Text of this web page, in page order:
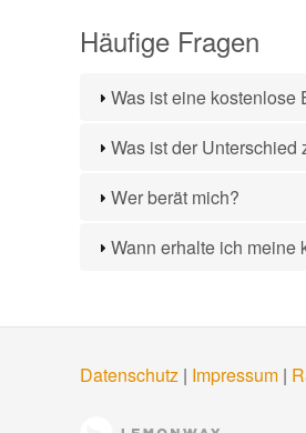
Häufige Fragen
Was ist eine kostenlose
Was ist der
Wer berät mich?
Wann erhalte ich meine
Datenschutz | Impressum |